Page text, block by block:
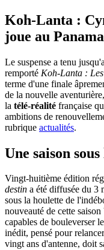
Koh-Lanta :
joue au Panama
Le suspense a tenu
remporté Koh-Lanta :
terme d'une finale
de la nouvelle
la télé-réalité française
ambitions de
rubrique actualités.
Une saison
Vingt-huitième édition
destin a été diffusée du 3
sous la houlette de
nouveauté de cette
capables de bouleverser
inédit, pensé pour
vingt ans d'antenne, doit